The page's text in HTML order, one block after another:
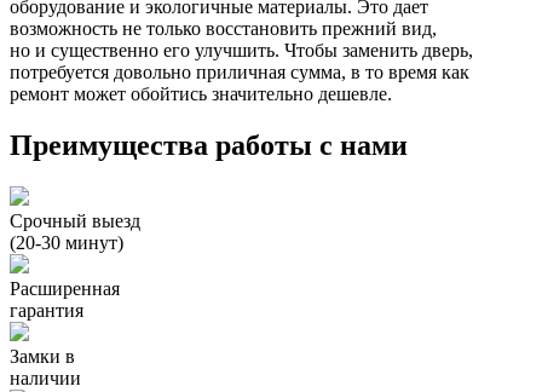
оборудование и экологичные материалы. Это дает
возможность не только восстановить прежний вид,
но и существенно его улучшить. Чтобы заменить дверь,
потребуется довольно приличная сумма, в то время как
ремонт может обойтись значительно дешевле.
Преимущества работы с нами
Срочный выезд
(20-30 минут)
Расширенная
гарантия
Замки в
наличии